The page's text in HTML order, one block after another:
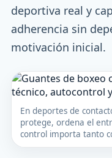
deportiva real y
adherencia sin
motivación inicial.
En deportes de
protege, ordena el
control importa tanto